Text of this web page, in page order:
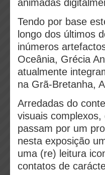
animadas
Tendo por base
longo dos últimos
inúmeros
Oceânia, Grécia
atualmente
na Grã-Bretanha,
Arredadas do
visuais
passam por um
nesta exposição
uma (re) leitura
contatos de